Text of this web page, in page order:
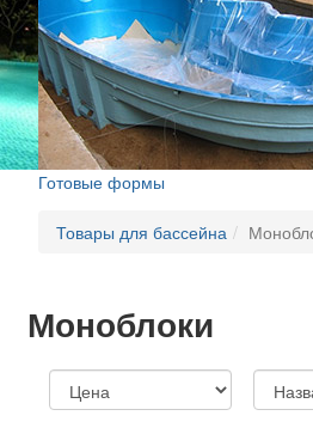
Готовые формы
Товары для бассейна
Моноблоки